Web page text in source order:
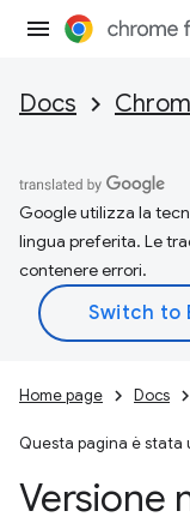
Docs
Google utilizza la
lingua preferita. Le
contenere errori.
Home page Docs
Questa pagina è stata
Versione